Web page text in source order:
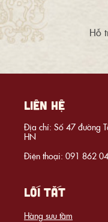
Hỗ
LIÊN HỆ
Địa chỉ: Số 47 đường
HN
Điện thoại: 091 862
LỐI TẮT
Hàng sưu tầm